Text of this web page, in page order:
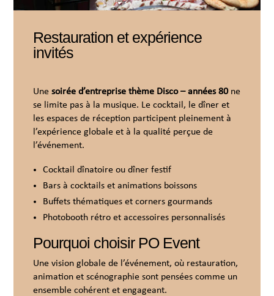
Restauration et expérience
invités
Unesoirée d’entreprise thème Disco – années 80ne
se limite pas à la musique. Le cocktail, le dîner et
les espaces de réception participent pleinement à
l’expérience globale et à la qualité perçue de
l’événement.
Cocktail dînatoire ou dîner festif
Bars à cocktails et animations boissons
Buffets thématiques et corners gourmands
Photobooth rétro et accessoires personnalisés
Pourquoi choisir PO Event
Une vision globale de l’événement, où restauration,
animation et scénographie sont pensées comme un
ensemble cohérent et engageant.